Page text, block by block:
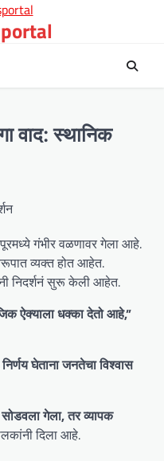
वाद: स्थानिक
गंभीर वळणावर गेला आहे.
व्यक्त होत आहेत.
निदर्शनं सुरू केली आहेत.
ऐक्याला धक्का देतो आहे,”
घेताना जनतेचा विश्वास
गेला, तर व्यापक
दिला आहे.